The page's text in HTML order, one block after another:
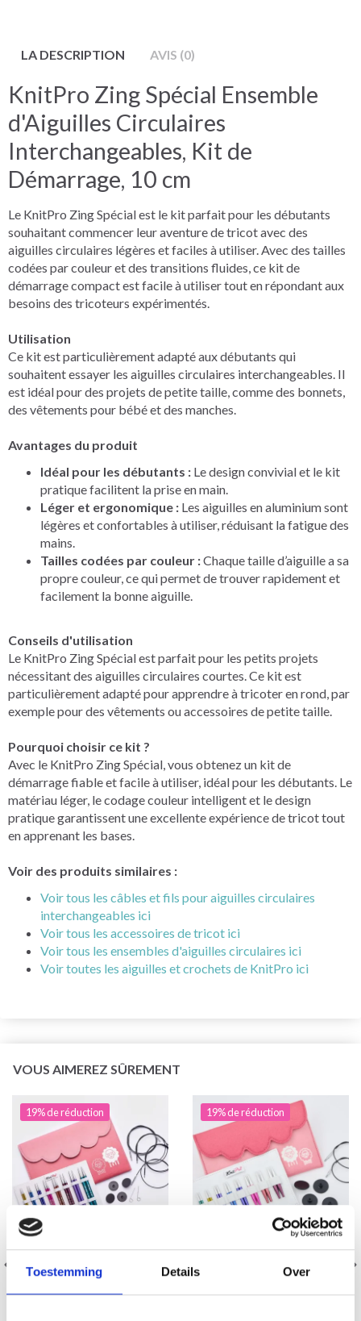
Toestemming Details Over
LA DESCRIPTION AVIS (0)
KnitPro Zing Spécial Ensemble
d'Aiguilles Circulaires
Interchangeables, Kit de
Démarrage, 10 cm
Le KnitPro Zing Spécial est le kit parfait pour les débutants
souhaitant commencer leur aventure de tricot avec des
aiguilles circulaires légères et faciles à utiliser. Avec des tailles
codées par couleur et des transitions fluides, ce kit de
démarrage compact est facile à utiliser tout en répondant aux
besoins des tricoteurs expérimentés.
Utilisation
Ce kit est particulièrement adapté aux débutants qui
souhaitent essayer les aiguilles circulaires interchangeables. Il
est idéal pour des projets de petite taille, comme des bonnets,
des vêtements pour bébé et des manches.
Avantages du produit
Idéal pour les débutants : Le design convivial et le kit
pratique facilitent la prise en main.
Léger et ergonomique : Les aiguilles en aluminium sont
légères et confortables à utiliser, réduisant la fatigue des
mains.
Tailles codées par couleur :Chaque taille d’aiguille a sa
propre couleur, ce qui permet de trouver rapidement et
facilement la bonne aiguille.
Conseils d'utilisation
Le KnitPro Zing Spécial est parfait pour les petits projets
nécessitant des aiguilles circulaires courtes. Ce kit est
particulièrement adapté pour apprendre à tricoter en rond, par
exemple pour des vêtements ou accessoires de petite taille.
Pourquoi choisir ce kit ?
Avec le KnitPro Zing Spécial, vous obtenez un kit de
démarrage fiable et facile à utiliser, idéal pour les débutants. Le
matériau léger, le codage couleur intelligent et le design
pratique garantissent une excellente expérience de tricot tout
en apprenant les bases.
Voir des produits similaires :
Voir tous les câbles et fils pour aiguilles circulaires
interchangeables ici
Voir tous les accessoires de tricot ici
Voir tous les ensembles d'aiguilles circulaires ici
Voir toutes les aiguilles et crochets de KnitPro ici
VOUS AIMEREZ SÛREMENT
19% de réduction
KNITPRO ZING
ENSEMBLE D'AIGUILLES
19% de réduction
KNITPRO ZING MINI